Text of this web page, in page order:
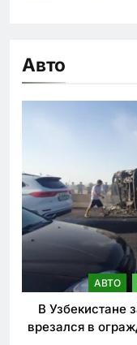
Авто
АВТО
В Узбекистане
врезался в